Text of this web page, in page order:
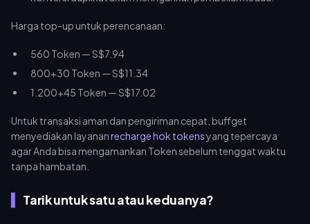
Harga top-up untuk perencanaan:
560 Token — S$7.94
800+30 Token — S$11.34
1.200+45 Token — S$17.02
Untuk transaksi aman dan pengiriman cepat, buffget
menyediakan layananrecharge hok tokensyang tepercaya
agar Anda bisa mengamankan Token sebelum tenggat waktu
tanpa hambatan.
Tarik untuk satu atau keduanya?